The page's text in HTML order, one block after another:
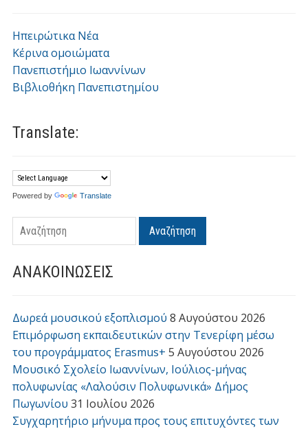
Ηπειρώτικα Νέα
Κέρινα ομοιώματα
Πανεπιστήμιο Ιωαννίνων
Βιβλιοθήκη Πανεπιστημίου
Translate:
Powered by Translate
Αναζήτηση
ΑΝΑΚΟΙΝΩΣΕΙΣ
Δωρεά μουσικού εξοπλισμού 8 Αυγούστου 2026
Επιμόρφωση εκπαιδευτικών στην Τενερίφη μέσω
του προγράμματος Erasmus+ 5 Αυγούστου 2026
Μουσικό Σχολείο Ιωαννίνων, Ιούλιος-μήνας
πολυφωνίας «Λαλούσιν Πολυφωνικά» Δήμος
Πωγωνίου 31 Ιουλίου 2026
Συγχαρητήριο μήνυμα προς τους επιτυχόντες των